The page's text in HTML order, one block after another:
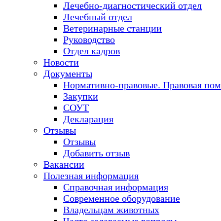
Лечебно-диагностический отдел
Лечебный отдел
Ветеринарные станции
Руководство
Отдел кадров
Новости
Документы
Нормативно-правовые. Правовая
Закупки
СОУТ
Декларация
Отзывы
Отзывы
Добавить отзыв
Вакансии
Полезная информация
Справочная информация
Современное оборудование
Владельцам животных